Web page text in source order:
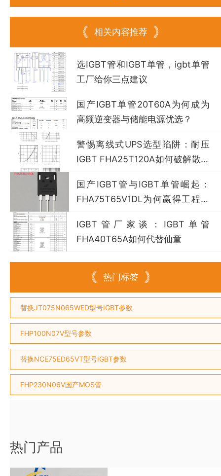
相关内容推荐
选IGBT管和IGBT单管，igbt单管
工厂给你三点建议
国产IGBT单管20T60A为何成为
高频逆变器与储能电源优选？
警惕离线式UPS选型陷阱：耐压
IGBT FHA25T120A如何破解散热
国产IGBT管与IGBT单管崛起：
FHA75T65V1DL为何赢得工程师
IGBT管厂家谈：IGBT单管
FHA40T65A如何代替仙童
热门标签
替换JT075N065WED型号IGBT参数
FHP100N07V型号参数
替换NCE75ED65VT型号IGBT参数
FHP230N06V国产MOS管
热门产品